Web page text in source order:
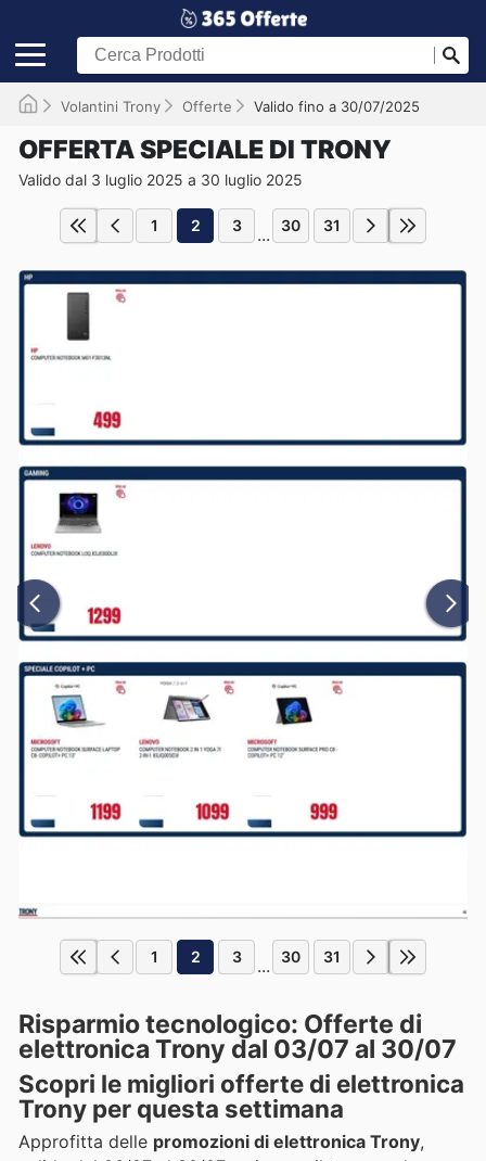
Volantini Trony Offerte Valido fino a 30/07/2025
OFFERTA SPECIALE DI TRONY
Valido dal 3 luglio 2025 a 30 luglio 2025
1 2 3 ... 30 31
1 2 3 ... 30 31
Risparmio tecnologico: Offerte di
elettronica Trony dal 03/07 al 30/07
Scopri le migliori offerte di elettronica
Trony per questa settimana
Approfitta delle promozioni di elettronica Trony,